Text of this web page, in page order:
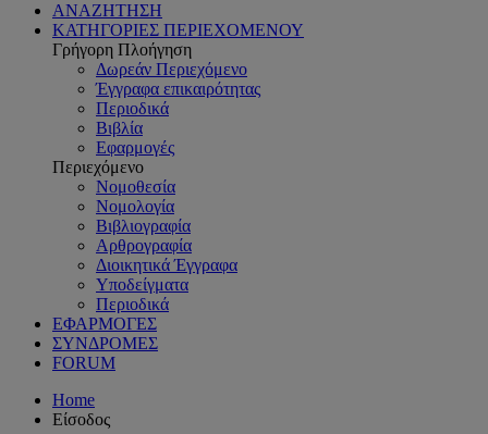
ΑΝΑΖΗΤΗΣΗ
ΚΑΤΗΓΟΡΙΕΣ ΠΕΡΙΕΧΟΜΕΝΟΥ
Γρήγορη Πλοήγηση
Δωρεάν Περιεχόμενο
Έγγραφα επικαιρότητας
Περιοδικά
Βιβλία
Εφαρμογές
Περιεχόμενο
Νομοθεσία
Νομολογία
Βιβλιογραφία
Αρθρογραφία
Διοικητικά Έγγραφα
Υποδείγματα
Περιοδικά
ΕΦΑΡΜΟΓΕΣ
ΣΥΝΔΡΟΜΕΣ
FORUM
Home
Είσοδος